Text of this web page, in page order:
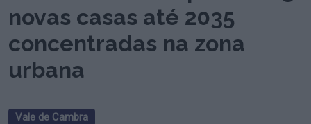
novas casas até 2035
concentradas na zona
urbana
Vale de Cambra